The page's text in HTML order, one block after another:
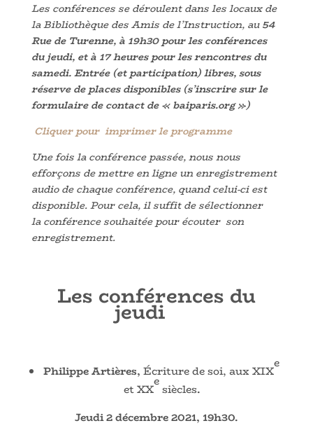
Les conférences se déroulent dans les locaux de
la Bibliothèque des Amis de l’Instruction, au54
Rue de Turenne, à 19h30 pour les conférences
du jeudi, et à 17 heures pour les rencontres du
samedi.Entrée (et participation) libres, sous
réserve de places disponibles (s’inscrire sur le
formulaire de contact de « baiparis.org »)
Cliquer pour imprimer le programme
Une fois la conférence passée, nous nous
efforçons de mettre en ligne un enregistrement
audio de chaque conférence, quand celui-ci est
disponible. Pour cela, il suffit de sélectionner
la conférence souhaitée pour écouter son
enregistrement.
Les conférences du
jeudi
Philippe Artières,Écriture de soi, aux XIX
e
et XX
e
siècles.
Jeudi2 décembre 2021, 19h30.